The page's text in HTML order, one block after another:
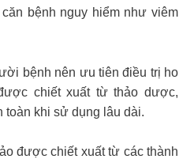
bệnh nguy hiểm như viêm
bệnh nên ưu tiên điều trị ho
chiết xuất từ thảo dược,
toàn khi sử dụng lâu dài.
được chiết xuất từ các thành